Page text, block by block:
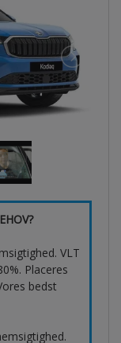
VLT
Placeres
bedst